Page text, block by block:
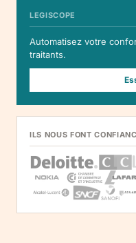
LEGISCOPE
Automatisez votre
traitants.
ILS NOUS FONT